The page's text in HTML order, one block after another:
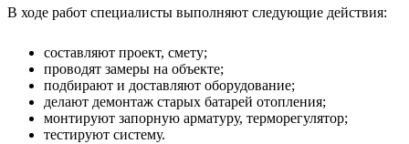
В ходе работ специалисты выполняют следующие действия:
составляют проект, смету;
проводят замеры на объекте;
подбирают и доставляют оборудование;
делают демонтаж старых батарей отопления;
монтируют запорную арматуру, терморегулятор;
тестируют систему.